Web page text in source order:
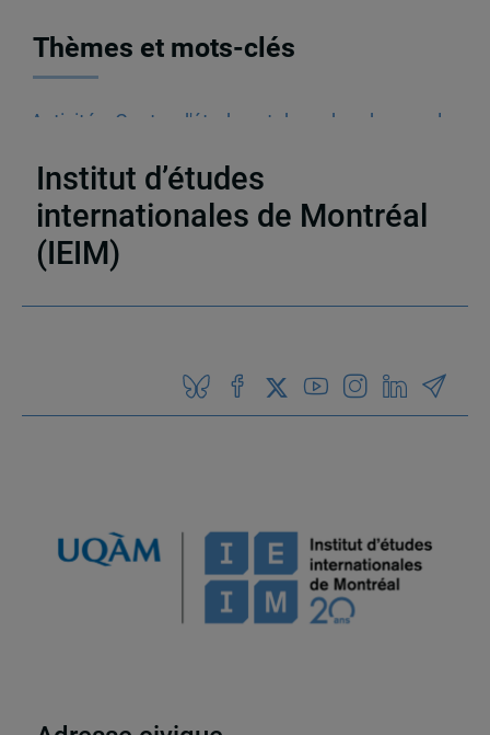
Thèmes et mots-clés
Activités
Centre d'études et de recherches sur le
Institut d’études
internationales de Montréal
(IEIM)